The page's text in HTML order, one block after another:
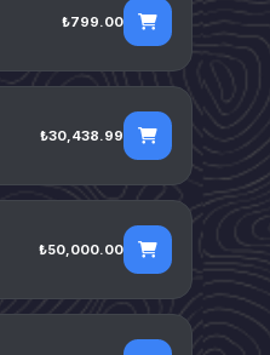
₺799.00
₺30,438.99
₺50,000.00